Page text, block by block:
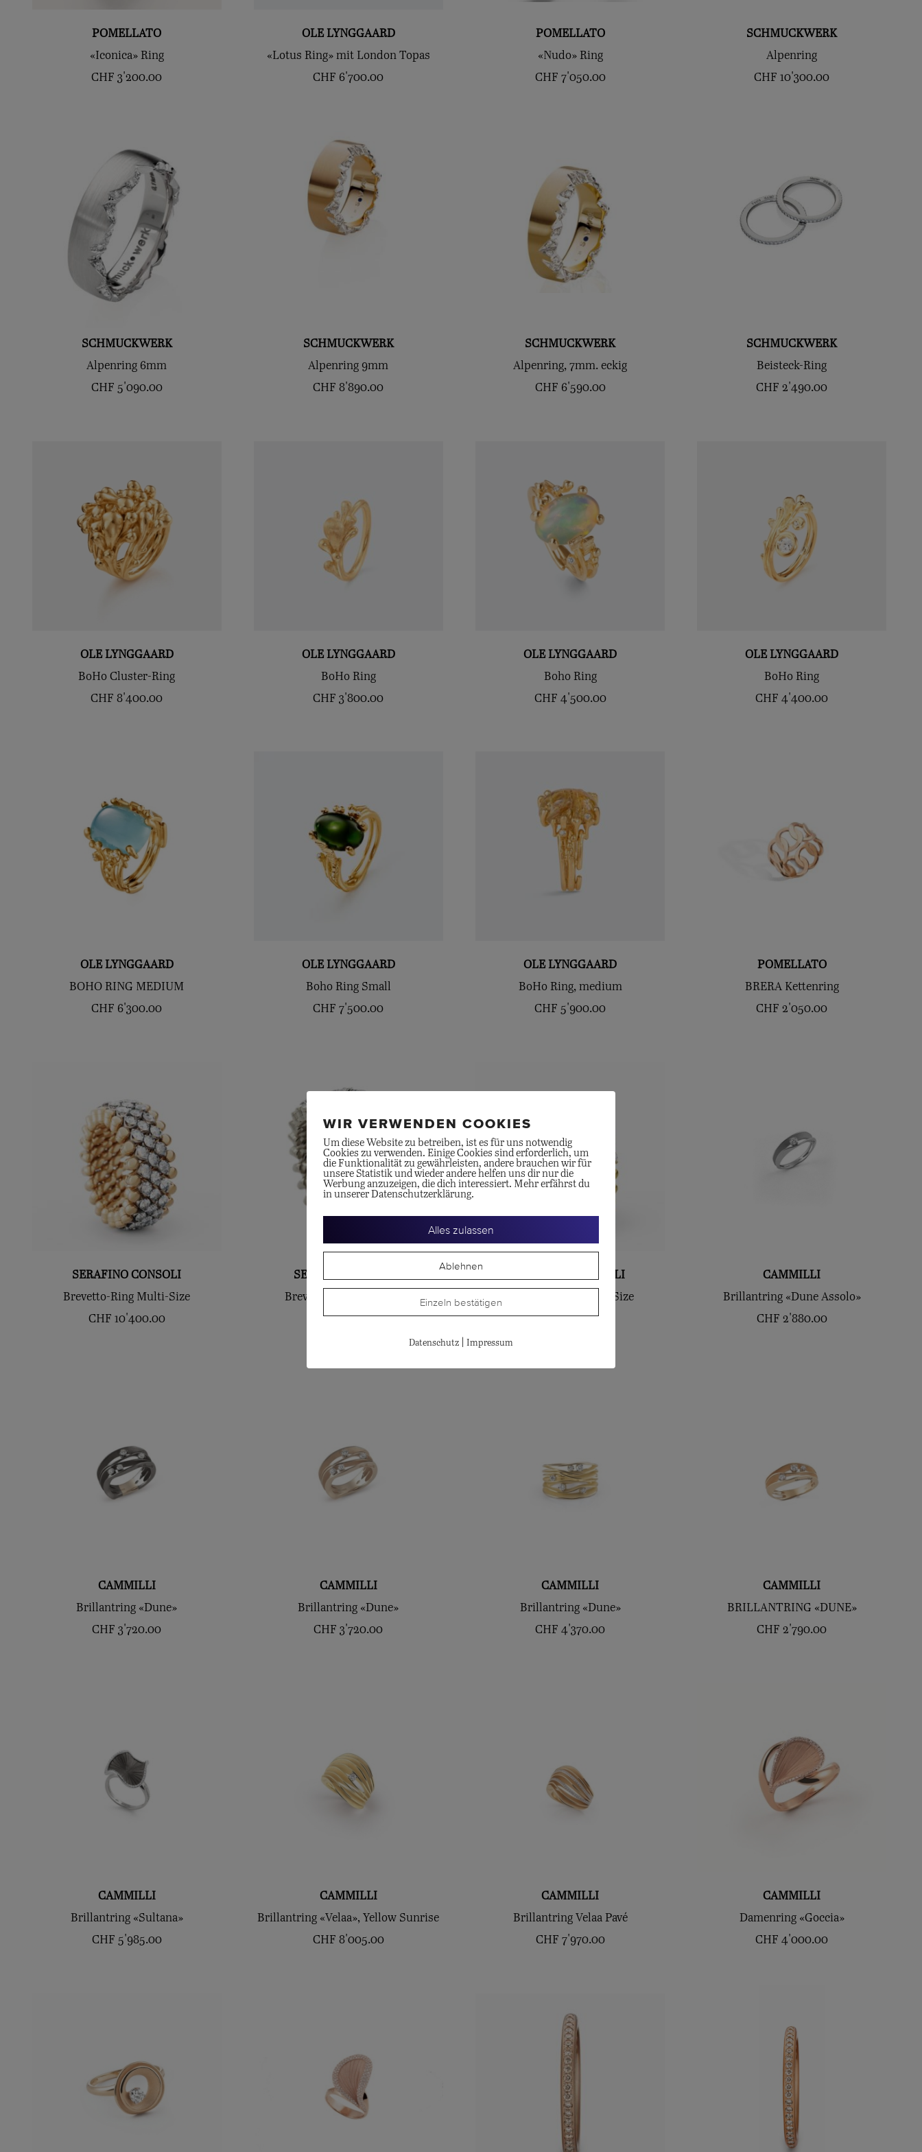
POMELLATO
«Iconica» Ring
CHF 3'200.00
OLE LYNGGAARD
«Lotus Ring» mit London Topas
CHF 6'700.00
POMELLATO
«Nudo» Ring
CHF 7'050.00
SCHMUCKWERK
Alpenring
CHF 10'300.00
SCHMUCKWERK
Alpenring 6mm
CHF 5'090.00
SCHMUCKWERK
Alpenring 9mm
CHF 8'890.00
SCHMUCKWERK
Alpenring, 7mm. eckig
CHF 6'590.00
SCHMUCKWERK
Beisteck-Ring
CHF 2'490.00
OLE LYNGGAARD
BoHo Cluster-Ring
CHF 8'400.00
OLE LYNGGAARD
BoHo Ring
CHF 3'800.00
OLE LYNGGAARD
Boho Ring
CHF 4'500.00
OLE LYNGGAARD
BoHo Ring
CHF 4'400.00
OLE LYNGGAARD
BOHO RING MEDIUM
CHF 6'300.00
OLE LYNGGAARD
Boho Ring Small
CHF 7'500.00
OLE LYNGGAARD
BoHo Ring, medium
CHF 5'900.00
POMELLATO
BRERA Kettenring
CHF 2'050.00
SERAFINO CONSOLI
Brevetto-Ring Multi-Size
CHF 10'400.00
SERAFINO CONSOLI
Brevetto-Ring Multi-Size
CHF15'750.00
SERAFINO CONSOLI
Brevetto-Ring Multi-Size
CHF9'650.00
CAMMILLI
Brillantring «Dune Assolo»
CHF 2'880.00
CAMMILLI
Brillantring «Dune»
CHF 3'720.00
CAMMILLI
Brillantring «Dune»
CHF 3'720.00
CAMMILLI
Brillantring «Dune»
CHF 4'370.00
CAMMILLI
BRILLANTRING «DUNE»
CHF 2'790.00
CAMMILLI
Brillantring «Sultana»
CHF 5'985.00
CAMMILLI
Brillantring «Velaa», Yellow Sunrise
CHF 8'005.00
CAMMILLI
Brillantring Velaa Pavé
CHF 7'970.00
CAMMILLI
Damenring «Goccia»
CHF 4'000.00
WIR VERWENDEN COOKIES
Um diese Website zu betreiben, ist es für uns notwendig
Cookies zu verwenden. Einige Cookies sind erforderlich, um
die Funktionalität zu gewährleisten, andere brauchen wir für
unsere Statistik und wieder andere helfen uns dir nur die
Werbung anzuzeigen, die dich interessiert. Mehr erfährst du
in unserer Datenschutzerklärung.
Alles zulassen
Ablehnen
Einzeln bestätigen
Datenschutz Impressum